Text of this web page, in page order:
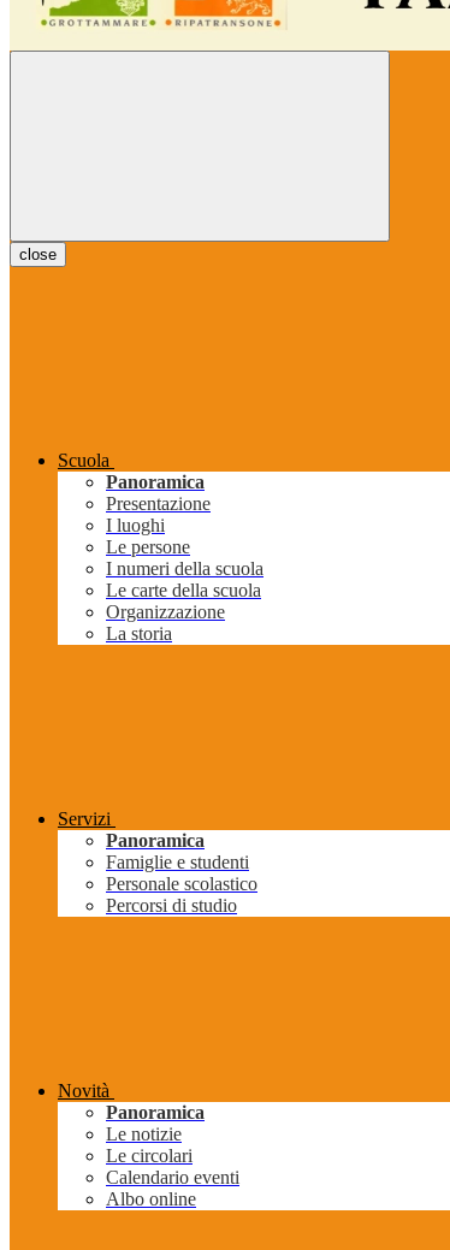
close
Scuola
Panoramica
Presentazione
I luoghi
Le persone
I numeri della scuola
Le carte della scuola
Organizzazione
La storia
Servizi
Panoramica
Famiglie e studenti
Personale scolastico
Percorsi di studio
Novità
Panoramica
Le notizie
Le circolari
Calendario eventi
Albo online